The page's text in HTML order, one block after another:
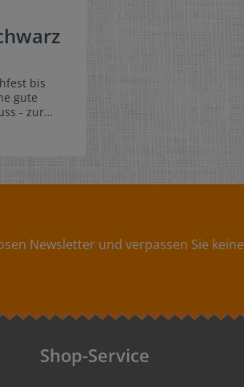
gute
- zur
xylol- und
Newsletter und verpassen Sie keine
Shop-Service